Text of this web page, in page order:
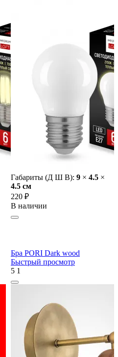
Габариты (Д Ш В): 9 × 4.5 ×
4.5 cм
220 ₽
В наличии
Бра PORI Dark wood
Быстрый просмотр
5 1